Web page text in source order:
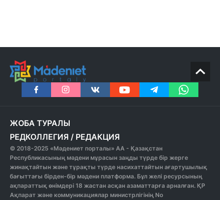
ЖОБА ТУРАЛЫ
РЕДКОЛЛЕГИЯ / РЕДАКЦИЯ
© 2018-2025 «Мәдениет порталы» АА - Қазақстан
Республикасының мәдени мұрасын заңды түрде бір жерге
жинақтайтын және тұрақты түрде насихаттайтын ағартушылық
бағыттағы бірден-бір мәдени платформа. Бұл желі ресурсының
ақпараттық өнімдері 18 жастан асқан азаматтарға арналған. ҚР
Ақпарат және коммуникациялар министрлігінің No